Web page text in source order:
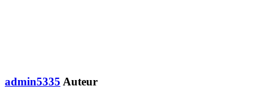
admin5335 Auteur